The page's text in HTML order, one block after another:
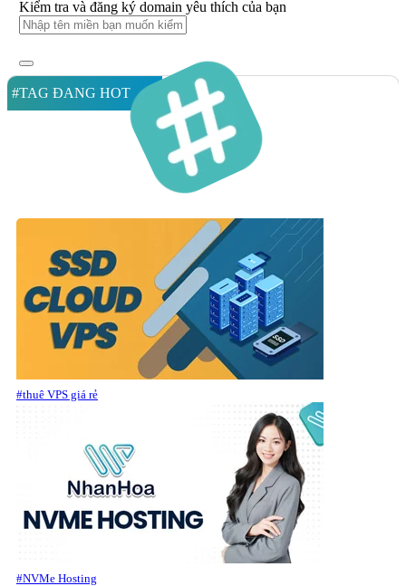
Kiểm tra và đăng ký domain yêu thích của bạn
#TAG ĐANG HOT
#thuê VPS giá rẻ
#NVMe Hosting